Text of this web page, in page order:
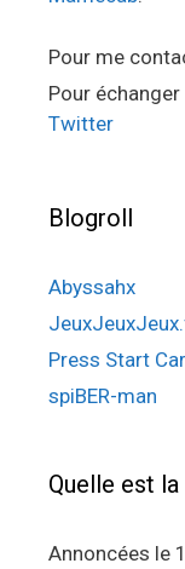
Pour me
Pour
Twitter
Blogroll
Abyssahx
Press Start
spiBER-man
Quelle est
Annoncées le